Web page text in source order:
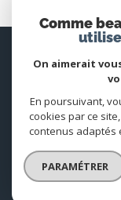
© 2026 |
Nos honoraires
Plan du
Comme
On aimerait
En poursuivant,
cookies par ce
contenus adaptés
PARAMÉTRER